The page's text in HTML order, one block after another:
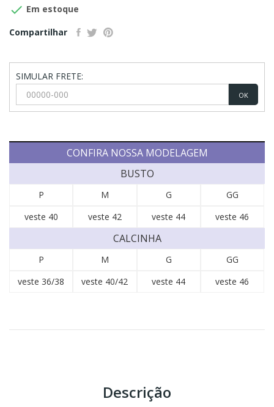
 Em estoque
Compartilhar
SIMULAR FRETE:
OK
CONFIRA NOSSA MODELAGEM
BUSTO
P M G
GG
veste 40
veste 42 veste 44 veste 46
CALCINHA
P M G
GG
veste 36/38
veste 40/42 veste 44 veste 46
Descrição